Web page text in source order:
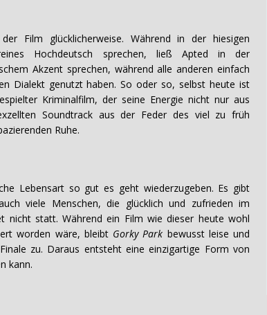
Film glücklicherweise. Während in der hiesigen
Hochdeutsch sprechen, ließ Apted in der
Akzent sprechen, während alle anderen einfach
Dialekt genutzt haben. So oder so, selbst heute ist
Kriminalfilm, der seine Energie nicht nur aus
Soundtrack aus der Feder des viel zu früh
Ruhe.
Lebensart so gut es geht wiederzugeben. Es gibt
viele Menschen, die glücklich und zufrieden im
nicht statt. Während ein Film wie dieser heute wohl
worden wäre, bleibt Gorky Park bewusst leise und
zu. Daraus entsteht eine einzigartige Form von
kann.